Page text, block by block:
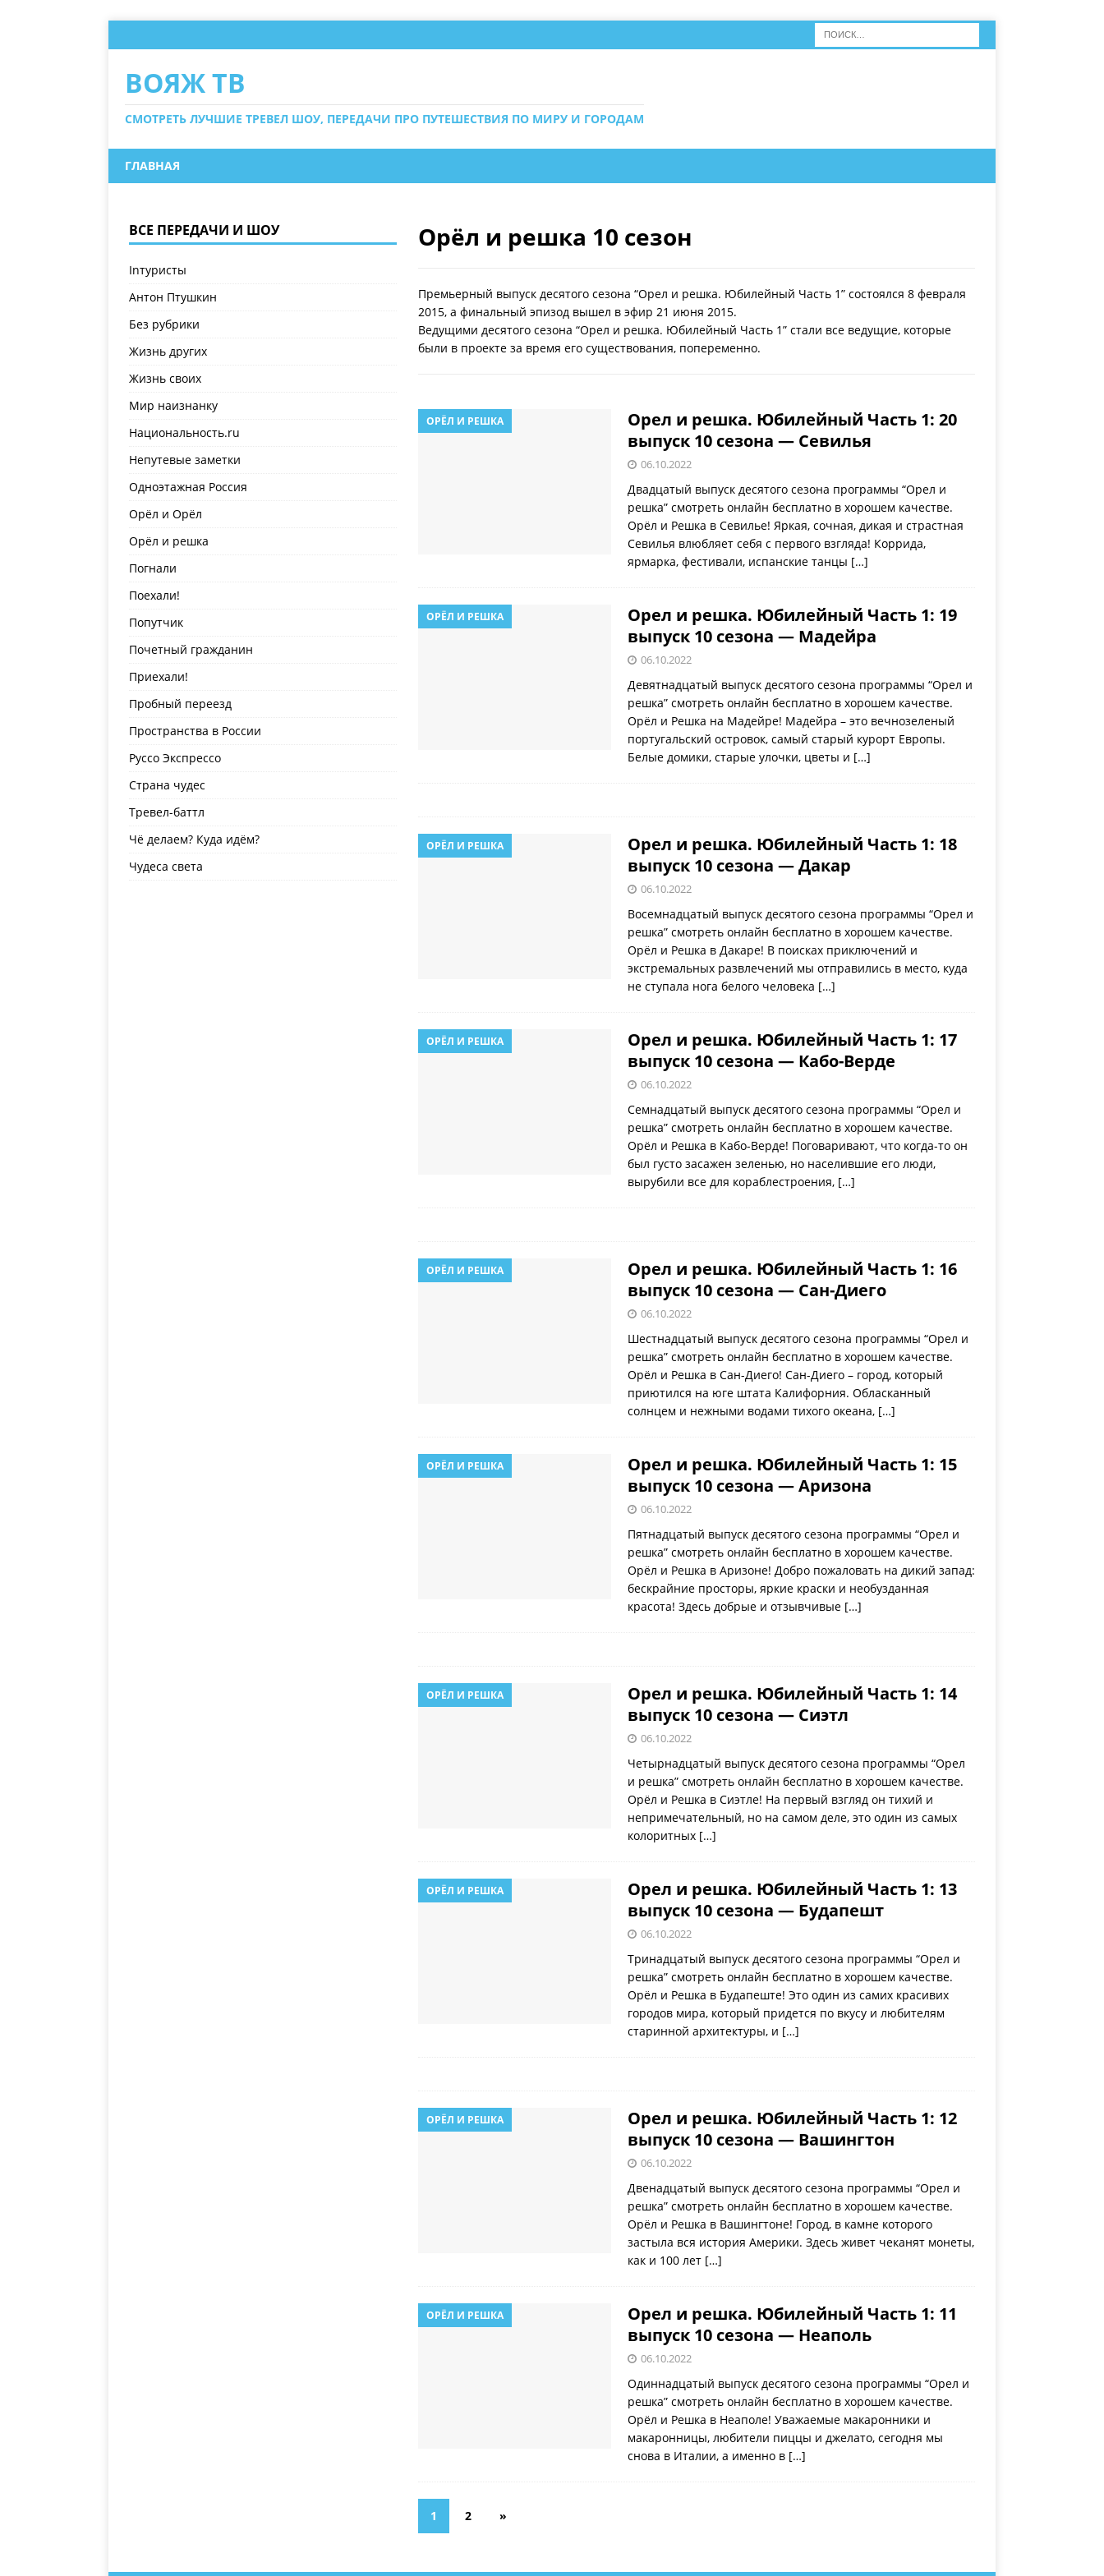
ВОЯЖ ТВ
СМОТРЕТЬ ЛУЧШИЕ ТРЕВЕЛ ШОУ, ПЕРЕДАЧИ ПРО ПУТЕШЕСТВИЯ ПО МИРУ И ГОРОДАМ
ГЛАВНАЯ
Орёл и решка 10 сезон
Премьерный выпуск десятого сезона “Орел и решка. Юбилейный Часть 1” состоялся 8 февраля
2015, а финальный эпизод вышел в эфир 21 июня 2015.
Ведущими десятого сезона “Орел и решка. Юбилейный Часть 1” стали все ведущие, которые
были в проекте за время его существования, попеременно.
ОРЁЛ И РЕШКА
Орел и решка. Юбилейный Часть 1: 20
выпуск 10 сезона — Севилья
06.10.2022
Двадцатый выпуск десятого сезона программы “Орел и
решка” смотреть онлайн бесплатно в хорошем качестве.
Орёл и Решка в Севилье! Яркая, сочная, дикая и страстная
Севилья влюбляет себя с первого взгляда! Коррида,
ярмарка, фестивали, испанские танцы […]
ОРЁЛ И РЕШКА
Орел и решка. Юбилейный Часть 1: 19
выпуск 10 сезона — Мадейра
06.10.2022
Девятнадцатый выпуск десятого сезона программы “Орел и
решка” смотреть онлайн бесплатно в хорошем качестве.
Орёл и Решка на Мадейре! Мадейра – это вечнозеленый
португальский островок, самый старый курорт Европы.
Белые домики, старые улочки, цветы и […]
ОРЁЛ И РЕШКА
Орел и решка. Юбилейный Часть 1: 18
выпуск 10 сезона — Дакар
06.10.2022
Восемнадцатый выпуск десятого сезона программы “Орел и
решка” смотреть онлайн бесплатно в хорошем качестве.
Орёл и Решка в Дакаре! В поисках приключений и
экстремальных развлечений мы отправились в место, куда
не ступала нога белого человека […]
ОРЁЛ И РЕШКА
Орел и решка. Юбилейный Часть 1: 17
выпуск 10 сезона — Кабо-Верде
06.10.2022
Семнадцатый выпуск десятого сезона программы “Орел и
решка” смотреть онлайн бесплатно в хорошем качестве.
Орёл и Решка в Кабо-Верде! Поговаривают, что когда-то он
был густо засажен зеленью, но населившие его люди,
вырубили все для кораблестроения, […]
ОРЁЛ И РЕШКА
Орел и решка. Юбилейный Часть 1: 16
выпуск 10 сезона — Сан-Диего
06.10.2022
Шестнадцатый выпуск десятого сезона программы “Орел и
решка” смотреть онлайн бесплатно в хорошем качестве.
Орёл и Решка в Сан-Диего! Сан-Диего – город, который
приютился на юге штата Калифорния. Обласканный
солнцем и нежными водами тихого океана, […]
ОРЁЛ И РЕШКА
Орел и решка. Юбилейный Часть 1: 15
выпуск 10 сезона — Аризона
06.10.2022
Пятнадцатый выпуск десятого сезона программы “Орел и
решка” смотреть онлайн бесплатно в хорошем качестве.
Орёл и Решка в Аризоне! Добро пожаловать на дикий запад:
бескрайние просторы, яркие краски и необузданная
красота! Здесь добрые и отзывчивые […]
ОРЁЛ И РЕШКА
Орел и решка. Юбилейный Часть 1: 14
выпуск 10 сезона — Сиэтл
06.10.2022
Четырнадцатый выпуск десятого сезона программы “Орел
и решка” смотреть онлайн бесплатно в хорошем качестве.
Орёл и Решка в Сиэтле! На первый взгляд он тихий и
непримечательный, но на самом деле, это один из самых
колоритных […]
ОРЁЛ И РЕШКА
Орел и решка. Юбилейный Часть 1: 13
выпуск 10 сезона — Будапешт
06.10.2022
Тринадцатый выпуск десятого сезона программы “Орел и
решка” смотреть онлайн бесплатно в хорошем качестве.
Орёл и Решка в Будапеште! Это один из самих красивих
городов мира, который придется по вкусу и любителям
старинной архитектуры, и […]
ОРЁЛ И РЕШКА
Орел и решка. Юбилейный Часть 1: 12
выпуск 10 сезона — Вашингтон
06.10.2022
Двенадцатый выпуск десятого сезона программы “Орел и
решка” смотреть онлайн бесплатно в хорошем качестве.
Орёл и Решка в Вашингтоне! Город, в камне которого
застыла вся история Америки. Здесь живет чеканят монеты,
как и 100 лет […]
ОРЁЛ И РЕШКА
Орел и решка. Юбилейный Часть 1: 11
выпуск 10 сезона — Неаполь
06.10.2022
Одиннадцатый выпуск десятого сезона программы “Орел и
решка” смотреть онлайн бесплатно в хорошем качестве.
Орёл и Решка в Неаполе! Уважаемые макаронники и
макаронницы, любители пиццы и джелато, сегодня мы
снова в Италии, а именно в […]
1 2 »
ВСЕ ПЕРЕДАЧИ И ШОУ
Inтуристы
Антон Птушкин
Без рубрики
Жизнь других
Жизнь своих
Мир наизнанку
Национальность.ru
Непутевые заметки
Одноэтажная Россия
Орёл и Орёл
Орёл и решка
Погнали
Поехали!
Попутчик
Почетный гражданин
Приехали!
Пробный переезд
Пространства в России
Руссо Экспрессо
Страна чудес
Тревел-баттл
Чё делаем? Куда идём?
Чудеса света